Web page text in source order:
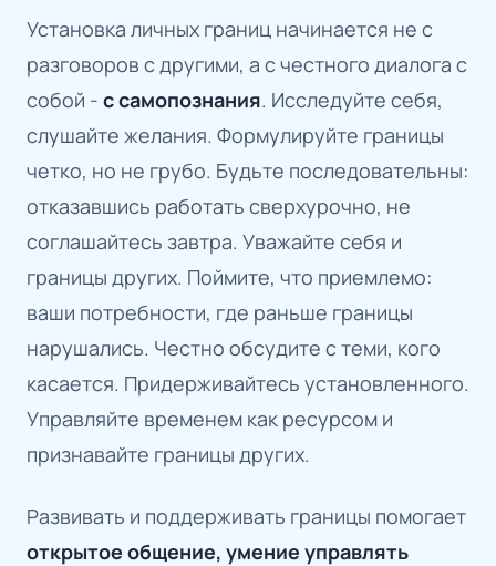
Установка личных границ начинается не с
разговоров с другими, а с честного диалога с
собой - с самопознания. Исследуйте себя,
слушайте желания. Формулируйте границы
четко, но не грубо. Будьте последовательны:
отказавшись работать сверхурочно, не
соглашайтесь завтра. Уважайте себя и
границы других. Поймите, что приемлемо:
ваши потребности, где раньше границы
нарушались. Честно обсудите с теми, кого
касается. Придерживайтесь установленного.
Управляйте временем как ресурсом и
признавайте границы других.
Развивать и поддерживать границы помогает
открытое общение, умение управлять